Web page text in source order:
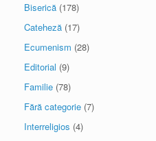
Biserică (178)
Cateheză (17)
Ecumenism (28)
Editorial (9)
Familie (78)
Fără categorie (7)
Interreligios (4)